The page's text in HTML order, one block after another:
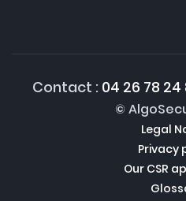
Contact : 04 26 78 24
©
Legal
Privacy
Our CSR